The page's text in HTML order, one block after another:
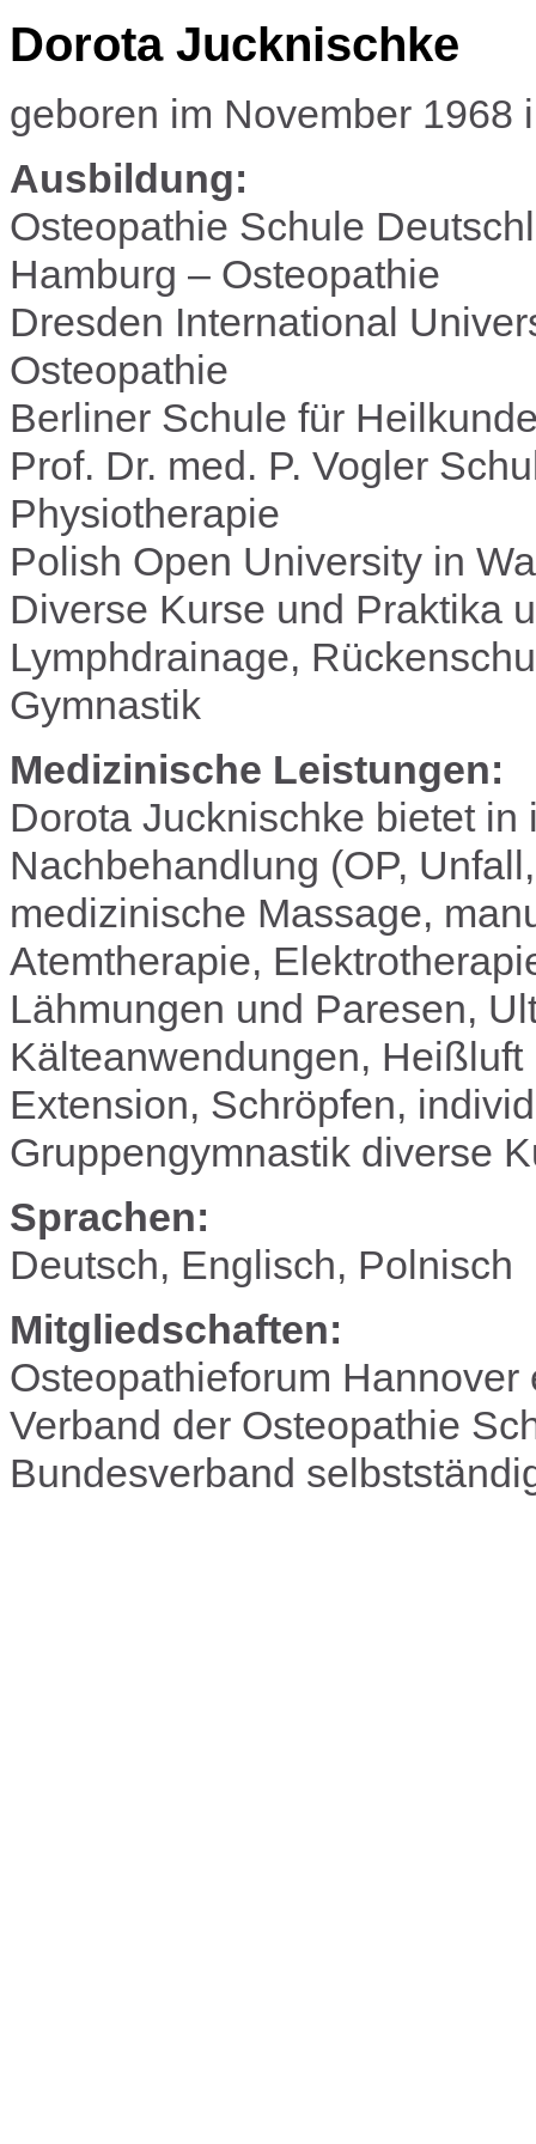
Dorota Jucknischke
geboren im November 1968
Ausbildung:
Osteopathie Schule
Hamburg – Osteopathie
Dresden International
Osteopathie
Berliner Schule für
Prof. Dr. med. P. Vogler
Physiotherapie
Polish Open University in
Diverse Kurse und Praktika
Lymphdrainage,
Gymnastik
Medizinische Leistungen:
Dorota Jucknischke bietet
Nachbehandlung (OP,
medizinische Massage,
Atemtherapie,
Lähmungen und Paresen,
Kälteanwendungen,
Extension, Schröpfen,
Gruppengymnastik diverse
Sprachen:
Deutsch, Englisch, Polnisch
Mitgliedschaften:
Osteopathieforum Hannover
Verband der Osteopathie
Bundesverband